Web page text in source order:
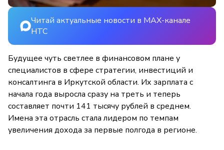
Читай актуальные новости в MAX-канале
НТС
Будущее чуть светлее в финансовом плане у
специалистов в сфере стратегии, инвестиций и
консалтинга в Иркутской области. Их зарплата с
начала года выросла сразу на треть и теперь
составляет почти 141 тысячу рублей в среднем.
Имена эта отрасль стала лидером по темпам
увеличения дохода за первые полгода в регионе.